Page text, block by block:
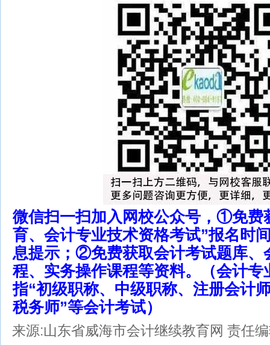
微信扫一扫加入网校公众号，①免费
育、会计专业技术资格考试”报名时
息提示；②免费获取会计考试题库、
程、实务操作课程等资料。（会计专
指“初级职称、中级职称、注册会计
税务师”等会计考试）
来源:山东省威海市会计继续教育网 责任